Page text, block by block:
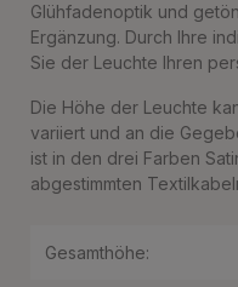
Glühfadenoptik und
Ergänzung. Durch Ihre
Sie der Leuchte Ihren
Die Höhe der Leuchte
variiert und an die
ist in den drei Farben
abgestimmten
Gesamthöhe: